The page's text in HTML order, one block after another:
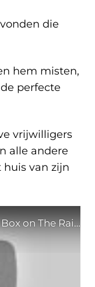
die
hem misten,
perfecte
vrijwilligers
alle andere
van zijn